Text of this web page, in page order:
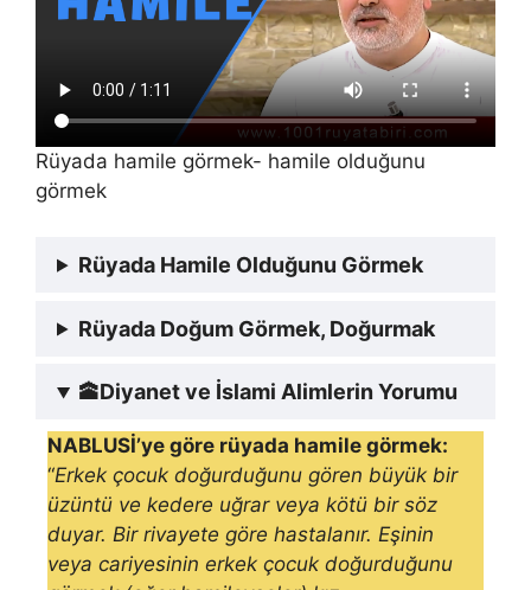
Rüyada hamile görmek- hamile olduğunu
görmek
Rüyada Hamile Olduğunu Görmek
Rüyada Doğum Görmek, Doğurmak
🕋Diyanet ve İslami Alimlerin Yorumu
NABLUSİ’ye göre rüyada hamile görmek:
“Erkek çocuk doğurduğunu gören büyük bir
üzüntü ve kedere uğrar veya kötü bir söz
duyar. Bir rivayete göre hastalanır. Eşinin
veya cariyesinin erkek çocuk doğurduğunu